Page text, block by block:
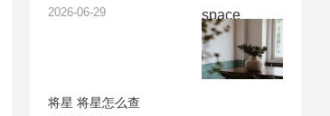
space
2026-06-29
将星 将星怎么查